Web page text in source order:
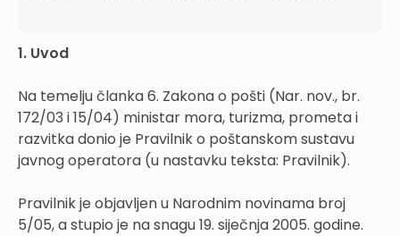
1. Uvod
Na temelju članka 6. Zakona o pošti (Nar. nov., br.
172/03 i 15/04) ministar mora, turizma, prometa i
razvitka donio je Pravilnik o poštanskom sustavu
javnog operatora (u nastavku teksta: Pravilnik).
Pravilnik je objavljen u Narodnim novinama broj
5/05, a stupio je na snagu 19. siječnja 2005. godine.